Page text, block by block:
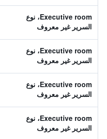
Executive room، نوع
السرير غير معروف
Executive room، نوع
السرير غير معروف
Executive room، نوع
السرير غير معروف
Executive room، نوع
السرير غير معروف